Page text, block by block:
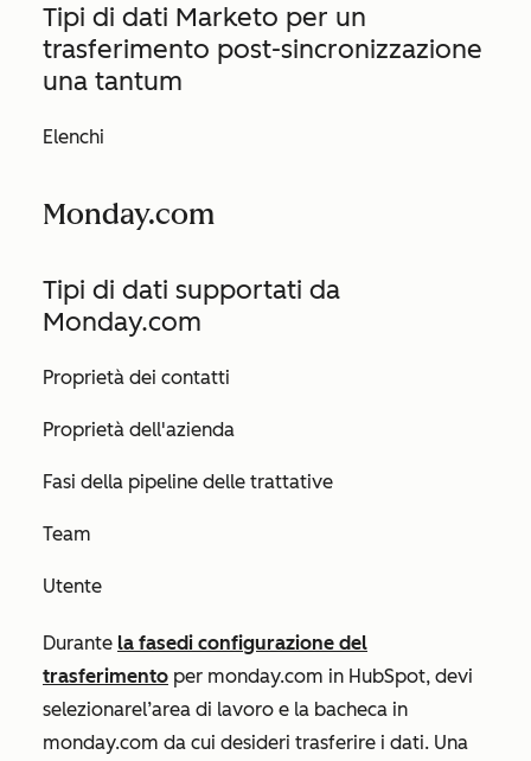
Tipi di dati Marketo per un
trasferimento post-sincronizzazione
una tantum
Elenchi
Monday.com
Tipi di dati supportati da
Monday.com
Proprietà dei contatti
Proprietà dell'azienda
Fasi della pipeline delle trattative
Team
Utente
Durante la fasedi configurazione del
trasferimento per monday.com in HubSpot, devi
selezionarel’area di lavoro e la bacheca in
monday.com da cui desideri trasferire i dati. Una